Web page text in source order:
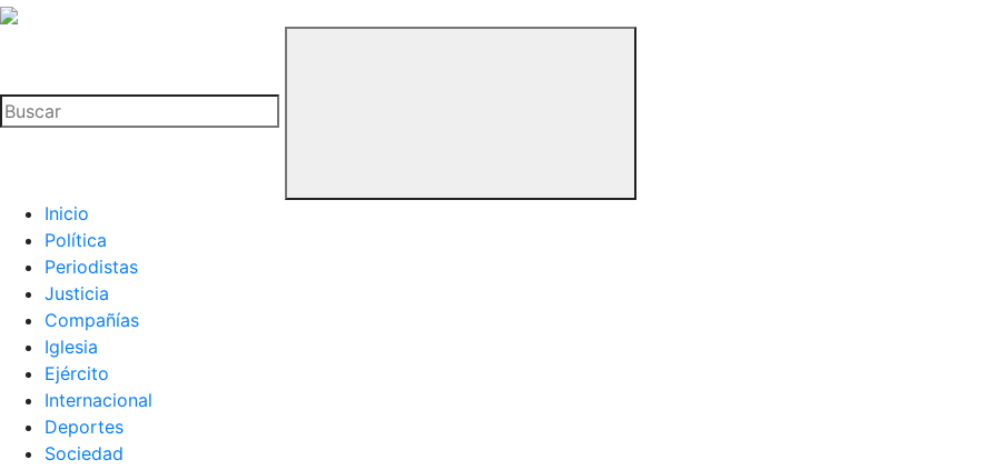
La
Buitre
Inicio
Política
Periodistas
Justicia
Compañías
Iglesia
Ejército
Internacional
Deportes
Sociedad